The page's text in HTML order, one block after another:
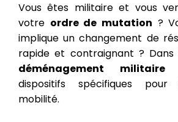
Vous êtes militaire et vous
votre ordre de mutation ?
implique un changement de
rapide et contraignant ?
déménagement militaire
dispositifs spécifiques
mobilité.